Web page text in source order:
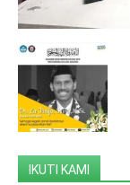
IKUTI KAMI